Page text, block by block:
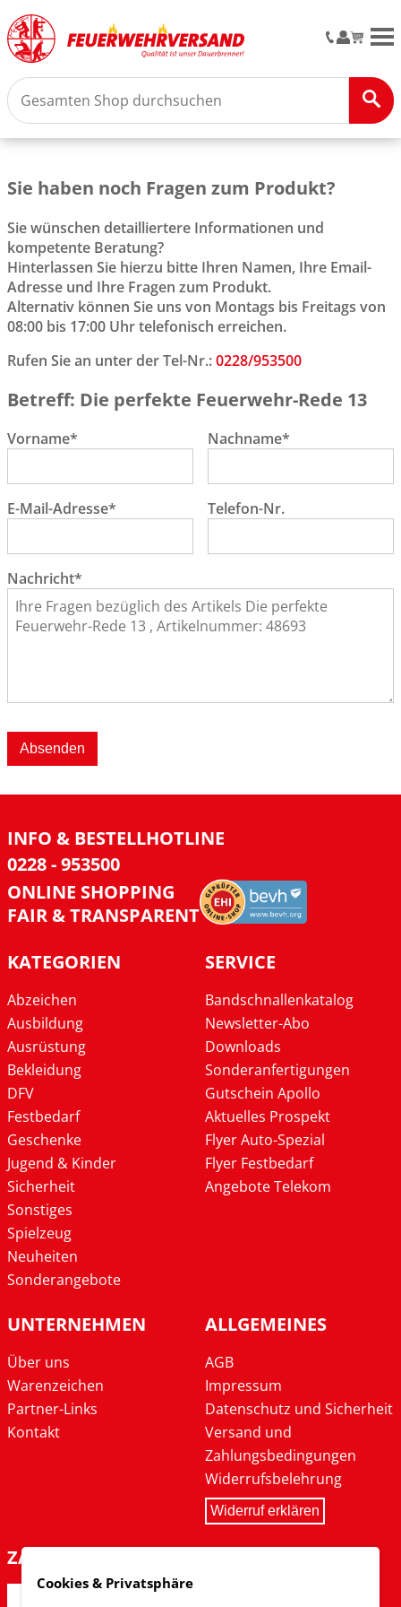
Sie haben noch Fragen zum Produkt?
Sie wünschen detailliertere Informationen und
kompetente Beratung?
Hinterlassen Sie hierzu bitte Ihren Namen, Ihre Email-
Adresse und Ihre Fragen zum Produkt.
Alternativ können Sie uns von Montags bis Freitags von
08:00 bis 17:00 Uhr telefonisch erreichen.
Rufen Sie an unter der Tel-Nr.:0228/953500
Betreff: Die perfekte Feuerwehr-Rede 13
Vorname* Nachname*
E-Mail-Adresse* Telefon-Nr.
Nachricht*
Absenden
INFO & BESTELLHOTLINE
0228 - 953500
ONLINE SHOPPING
FAIR & TRANSPARENT
KATEGORIEN
Abzeichen
Ausbildung
Ausrüstung
Bekleidung
DFV
Festbedarf
Geschenke
Jugend & Kinder
Sicherheit
Sonstiges
Spielzeug
Neuheiten
Sonderangebote
SERVICE
Bandschnallenkatalog
Newsletter-Abo
Downloads
Sonderanfertigungen
Gutschein Apollo
Aktuelles Prospekt
Flyer Auto-Spezial
Flyer Festbedarf
Angebote Telekom
UNTERNEHMEN
Über uns
Warenzeichen
Partner-Links
Kontakt
ALLGEMEINES
AGB
Impressum
Datenschutz und Sicherheit
Versand und
Zahlungsbedingungen
Widerrufsbelehrung
Widerruf erklären
ZAHLARTEN
Cookies & Privatsphäre